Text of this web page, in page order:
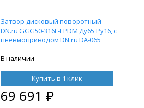
Затвор дисковый поворотный
DN.ru GGG50-316L-EPDM Ду65 Ру16, с
пневмоприводом DN.ru DA-065
пневмораспределителем 4M310-08
В наличии
Купить в 1 клик
69 691 ₽